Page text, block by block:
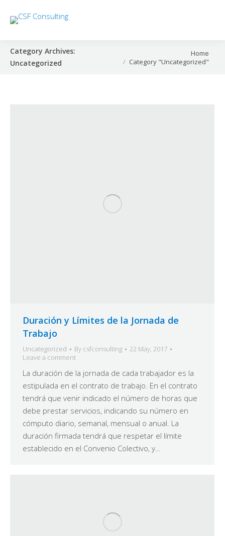
Category Archives:
Uncategorized
Home
Category "Uncategorized"
Duración y Límites de la Jornada de
Trabajo
Uncategorized By csfconsulting
22 May, 2017
Leave a comment
La duración de la jornada de cada trabajador es la
estipulada en el contrato de trabajo. En el contrato
tendrá que venir indicado el número de horas que
debe prestar servicios, indicando su número en
cómputo diario, semanal, mensual o anual. La
duración firmada tendrá que respetar el límite
establecido en el Convenio Colectivo, y…